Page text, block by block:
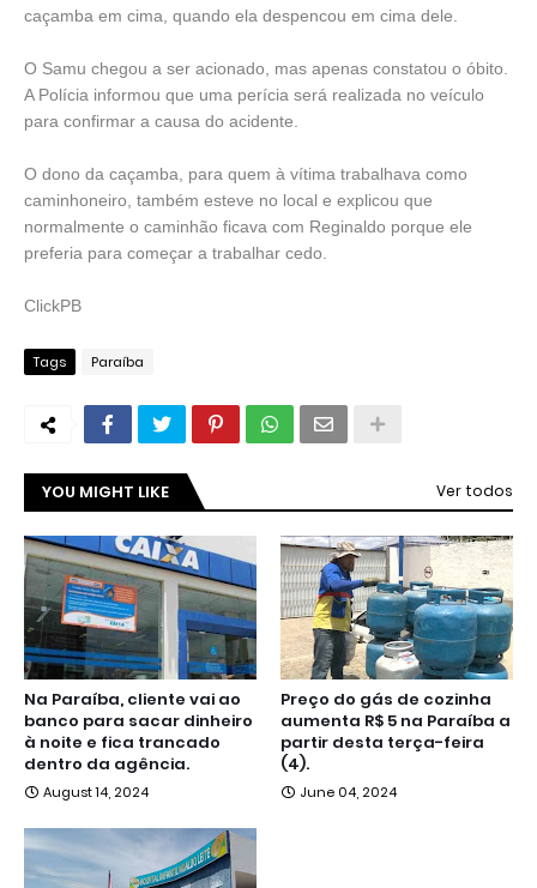
caçamba em cima, quando ela despencou em cima dele.
O Samu chegou a ser acionado, mas apenas constatou o óbito.
A Polícia informou que uma perícia será realizada no veículo
para confirmar a causa do acidente.
O dono da caçamba, para quem à vítima trabalhava como
caminhoneiro, também esteve no local e explicou que
normalmente o caminhão ficava com Reginaldo porque ele
preferia para começar a trabalhar cedo.
ClickPB
Tags Paraíba
YOU MIGHT LIKE Ver todos
Na Paraíba, cliente vai ao
banco para sacar dinheiro
à noite e fica trancado
dentro da agência.
August 14, 2024
Preço do gás de cozinha
aumenta R$ 5 na Paraíba a
partir desta terça-feira
(4).
June 04, 2024